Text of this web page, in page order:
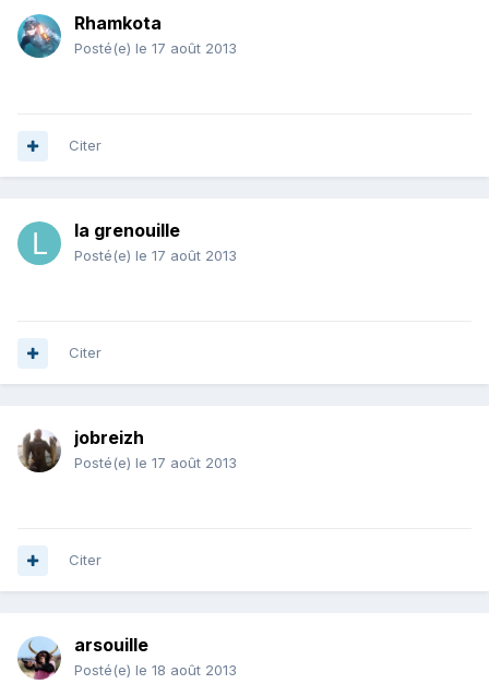
Rhamkota
Posté(e) le 17 août 2013
Citer
la grenouille
Posté(e) le 17 août 2013
Citer
jobreizh
Posté(e) le 17 août 2013
Citer
arsouille
Posté(e) le 18 août 2013